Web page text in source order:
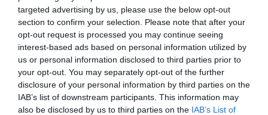
targeted advertising by us, please use the below opt-out
section to confirm your selection. Please note that after your
opt-out request is processed you may continue seeing
interest-based ads based on personal information utilized by
us or personal information disclosed to third parties prior to
your opt-out. You may separately opt-out of the further
disclosure of your personal information by third parties on the
IAB’s list of downstream participants. This information may
also be disclosed by us to third parties on the IAB’s List of
Qui és qui entre els gurús que il·luminaran el
MWC?